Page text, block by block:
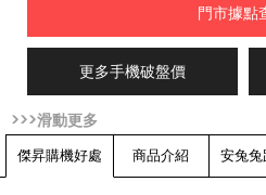
門市據點
更多手機破盤價
傑昇購機好處 商品介紹 安兔